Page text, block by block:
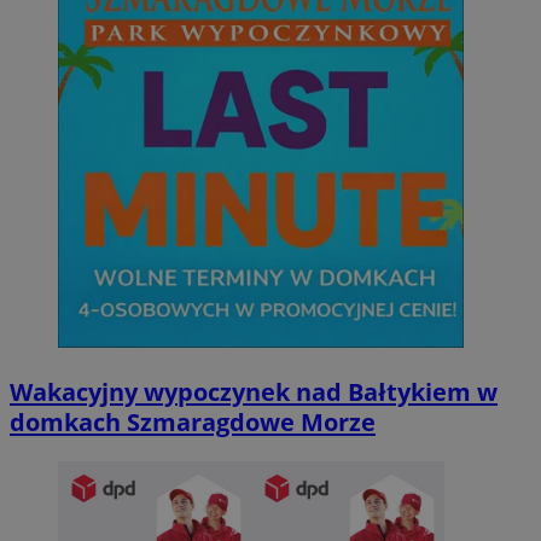
Wakacyjny wypoczynek nad Bałtykiem w
domkach Szmaragdowe Morze